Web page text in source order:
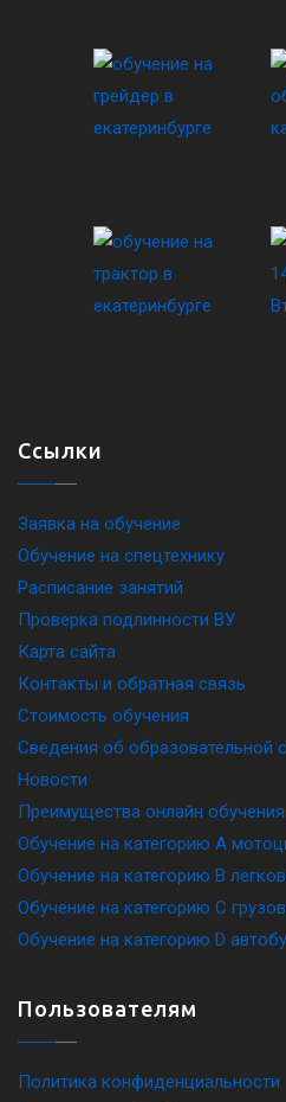
Ссылки
Заявка на обучение
Обучение на спецтехнику
Расписание занятий
Проверка подлинности ВУ
Карта сайта
Контакты и обратная связь
Стоимость обучения
Сведения об образовательной
Новости
Преимущества онлайн
Обучение на категорию A
Обучение на категорию B
Обучение на категорию C
Обучение на категорию D
Пользователям
Политика конфиденциальности